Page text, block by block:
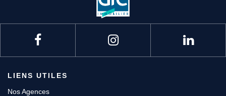
LIENS UTILES
Nos Agences